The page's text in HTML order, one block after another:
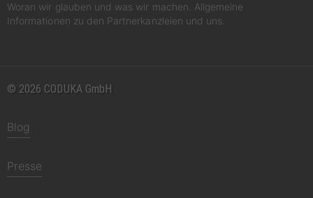
Woran wir glauben und was wir machen. Allgemeine
Informationen zu den Partnerkanzleien und uns.
© 2026 CODUKA GmbH
Blog
Presse